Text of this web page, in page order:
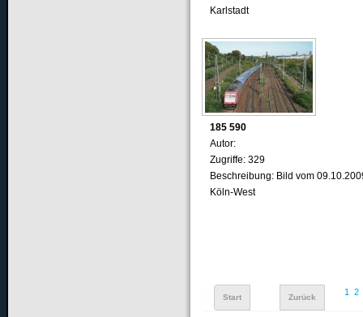
Karlstadt
185 590
Autor:
Zugriffe: 329
Beschreibung: Bild vom
Köln-West
Start Zurück
1 2